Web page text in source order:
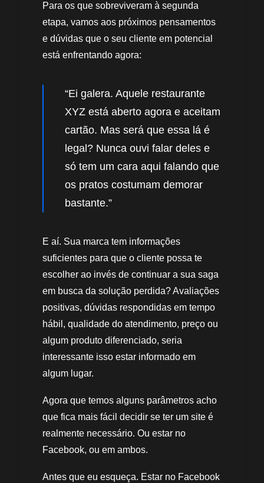
Para os que sobreviveram à segunda
etapa, vamos aos próximos pensamentos
e dúvidas que o seu cliente em potencial
está enfrentando agora:
“Ei galera. Aquele restaurante
XYZ está aberto agora e aceitam
cartão. Mas será que essa lá é
legal? Nunca ouvi falar deles e
só tem um cara aqui falando que
os pratos costumam demorar
bastante.”
E aí. Sua marca tem informações
suficientes para que o cliente possa te
escolher ao invés de continuar a sua saga
em busca da solução perdida? Avaliações
positivas, dúvidas respondidas em tempo
hábil, qualidade do atendimento, preço ou
algum produto diferenciado, seria
interessante isso estar informado em
algum lugar.
Agora que temos alguns parâmetros acho
que fica mais fácil decidir se ter um site é
realmente necessário. Ou estar no
Facebook, ou em ambos.
Antes que eu esqueça. Estar no Facebook